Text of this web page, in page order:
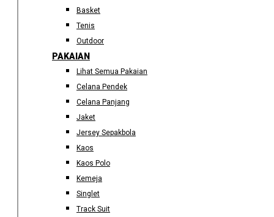
Basket
Tenis
Outdoor
PAKAIAN
Lihat Semua Pakaian
Celana Pendek
Celana Panjang
Jaket
Jersey Sepakbola
Kaos
Kaos Polo
Kemeja
Singlet
Track Suit